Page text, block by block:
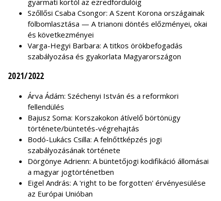
gyarmati kortól az ezredfordulóig
Szőllősi Csaba Csongor: A Szent Korona országainak
fölbomlasztása — A trianoni döntés előzményei, okai
és következményei
Varga-Hegyi Barbara: A titkos örökbefogadás
szabályozása és gyakorlata Magyarországon
2021/2022
Árva Ádám: Széchenyi István és a reformkori
fellendülés
Bajusz Soma: Korszakokon átívelő börtönügy
története/büntetés-végrehajtás
Bodó-Lukács Csilla: A felnőttképzés jogi
szabályozásának története
Dörgönye Adrienn: A büntetőjogi kodifikáció állomásai
a magyar jogtörténetben
Eigel András: A 'right to be forgotten' érvényesülése
az Európai Unióban